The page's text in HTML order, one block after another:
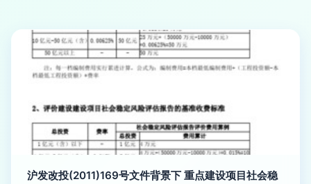
沪发改投(2011)169号文件背景下 重点建设项目社会稳